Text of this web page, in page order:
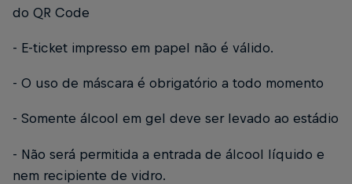
do QR Code
- E-ticket impresso em papel não é válido.
- O uso de máscara é obrigatório a todo momento
- Somente álcool em gel deve ser levado ao estádio
- Não será permitida a entrada de álcool líquido e
nem recipiente de vidro.